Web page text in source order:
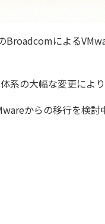
ルティング・製品導入支援
ス
による
の大幅な変更によ
からの移行を検